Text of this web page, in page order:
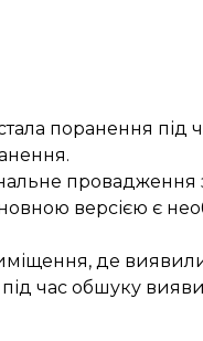
поранення під
провадження
версією є
де
час обшуку